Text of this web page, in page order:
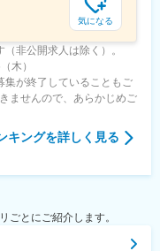
気になる
非公開求人は除く）。
木）
集が終了していることもご
ませんので、あらかじめご
キングを詳しく見る
ごとにご紹介します。